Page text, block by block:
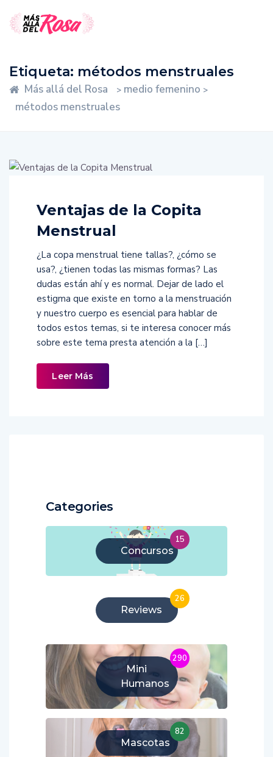
Etiqueta: métodos menstruales
Más allá del Rosa > medio femenino >
métodos menstruales
Ventajas de la Copita
Menstrual
¿La copa menstrual tiene tallas?, ¿cómo se
usa?, ¿tienen todas las mismas formas? Las
dudas están ahí y es normal. Dejar de lado el
estigma que existe en torno a la menstruación
y nuestro cuerpo es esencial para hablar de
todos estos temas, si te interesa conocer más
sobre este tema presta atención a la […]
Leer Más
Categories
Concursos
15
Reviews
26
Mini
Humanos
290
Mascotas
82